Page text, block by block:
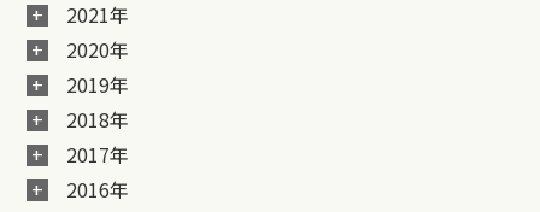
2021年
2020年
2019年
2018年
2017年
2016年